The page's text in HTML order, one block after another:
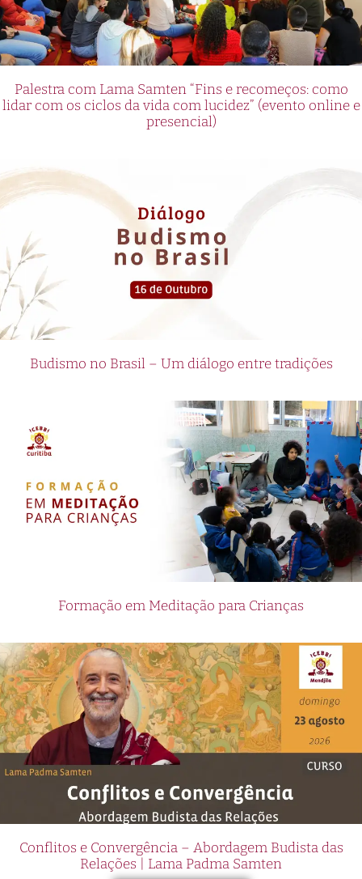
Palestra com Lama Samten “Fins e recomeços: como
lidar com os ciclos da vida com lucidez” (evento online e
presencial)
Budismo no Brasil – Um diálogo entre tradições
Formação em Meditação para Crianças
Conflitos e Convergência – Abordagem Budista das
Relações | Lama Padma Samten